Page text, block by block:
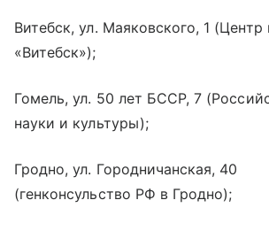
Витебск, ул. Маяковского, 1 (Центр
«Витебск»);
Гомель, ул. 50 лет БССР, 7
науки и культуры);
Гродно, ул. Городничанская, 40
(генконсульство РФ в Гродно);